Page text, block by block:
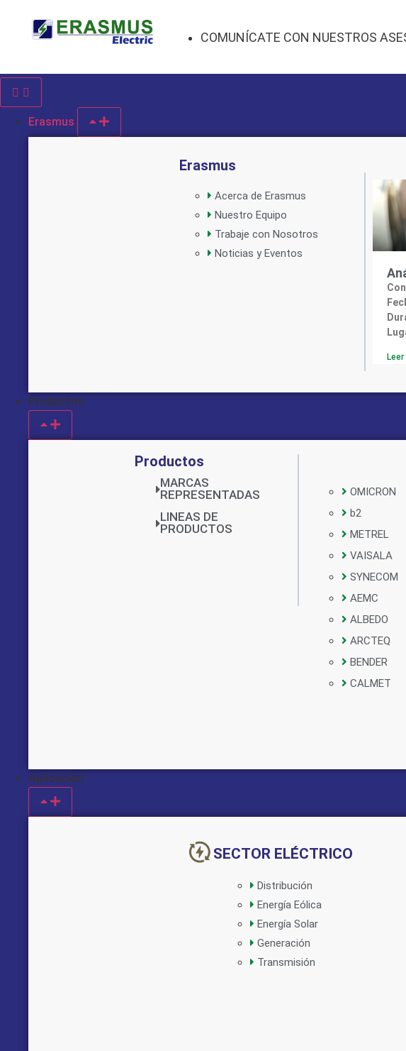
COMUNÍCATE CON NUESTROS
Erasmus
Erasmus
Acerca de Erasmus
Nuestro Equipo
Trabaje con Nosotros
Noticias y Eventos
Productos
Productos
MARCAS
REPRESENTADAS
LINEAS DE
PRODUCTOS
OMICRON
b2
METREL
VAISALA
SYNECOM
AEMC
ALBEDO
ARCTEQ
BENDER
CALMET
Aplicación
SECTOR ELÉCTRICO
Distribución
Energía Eólica
Energía Solar
Generación
Transmisión